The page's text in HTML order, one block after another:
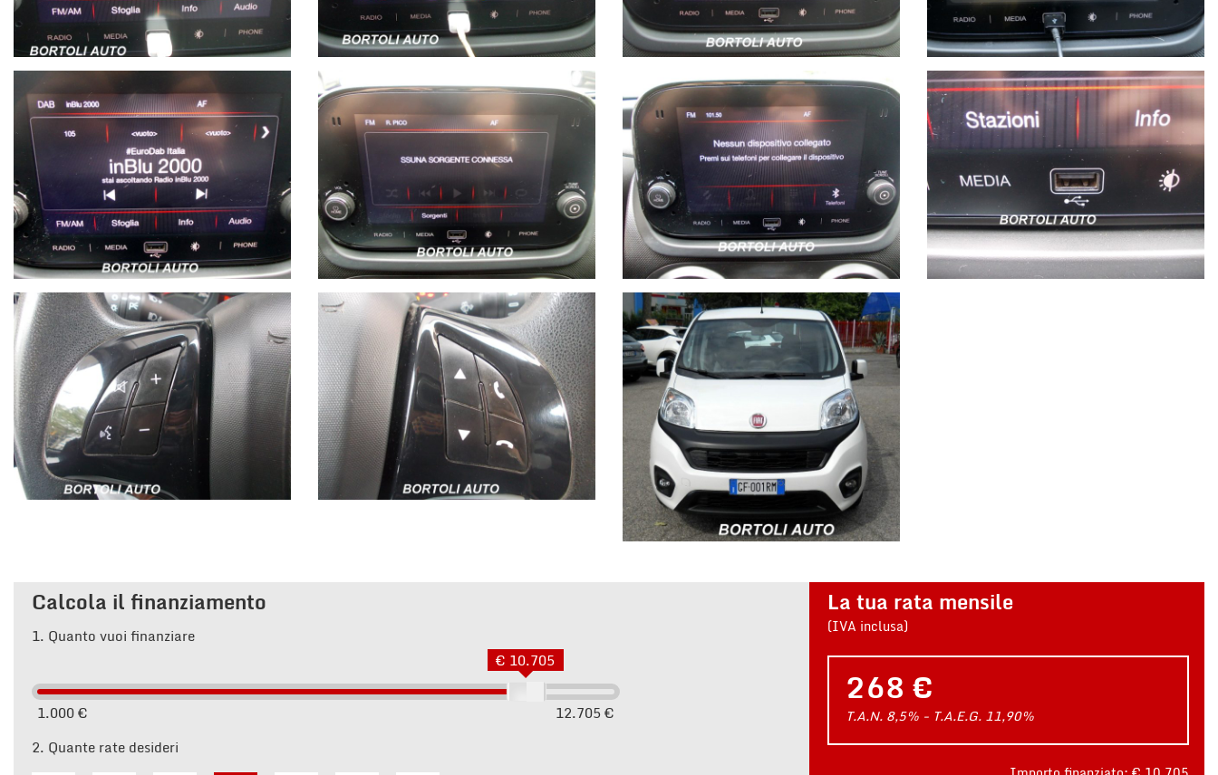
Calcola il finanziamento
1. Quanto vuoi finanziare
1.000 € 12.705 €
€ 10.705
2. Quante rate desideri
La tua rata mensile
(IVA inclusa)
268 €
T.A.N. 8,5% - T.A.E.G. 11,90%